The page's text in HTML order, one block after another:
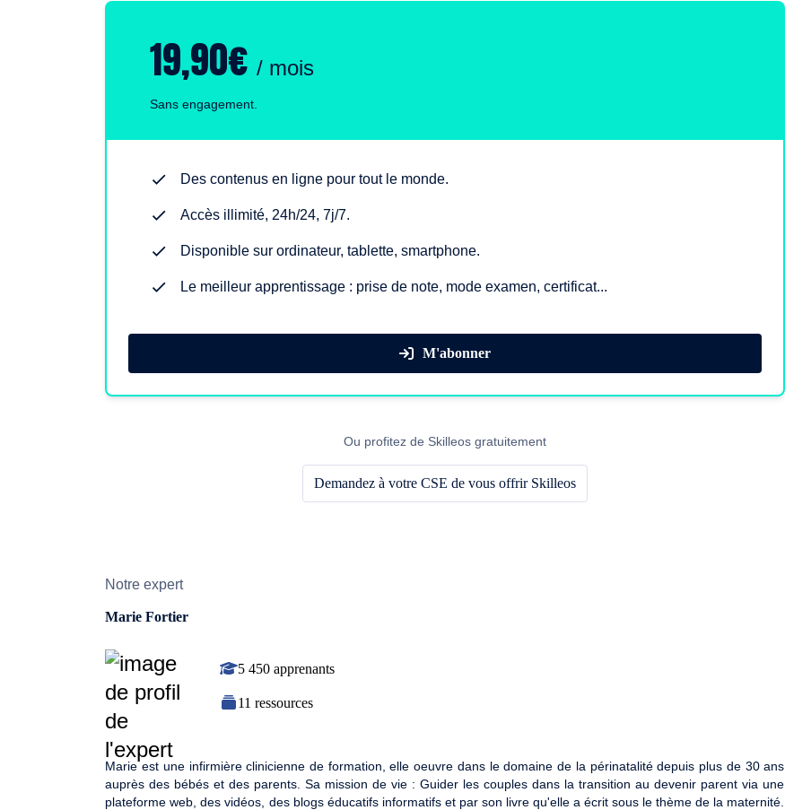
19,90€/ mois
Sans engagement.
Des contenus en ligne pour tout le monde.
Accès illimité, 24h/24, 7j/7.
Disponible sur ordinateur, tablette, smartphone.
Le meilleur apprentissage : prise de note, mode examen, certificat...
M'abonner
Ou profitez de Skilleos gratuitement
Demandez à votre CSE de vous offrir Skilleos
Notre expert
Marie Fortier
5 450 apprenants
11 ressources
Marie est une infirmière clinicienne de formation, elle oeuvre dans le domaine de la périnatalité depuis plus de 30 ans
auprès des bébés et des parents. Sa mission de vie : Guider les couples dans la transition au devenir parent via une
plateforme web, des vidéos, des blogs éducatifs informatifs et par son livre qu'elle a écrit sous le thème de la maternité.